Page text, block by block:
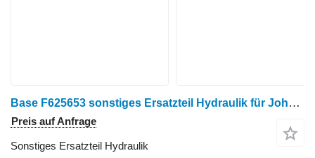
Base F625653 sonstiges Ersatzteil Hydraulik für John Deere 770D Harvester
Preis auf Anfrage
Sonstiges Ersatzteil Hydraulik